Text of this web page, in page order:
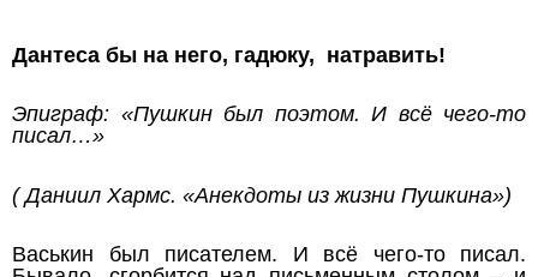
Дантеса бы на него, гадюку, натравить!
Эпиграф: «Пушкин был поэтом. И всё чего-то
писал…»
( Даниил Хармс. «Анекдоты из жизни Пушкина»)
Васькин был писателем. И всё чего-то писал.